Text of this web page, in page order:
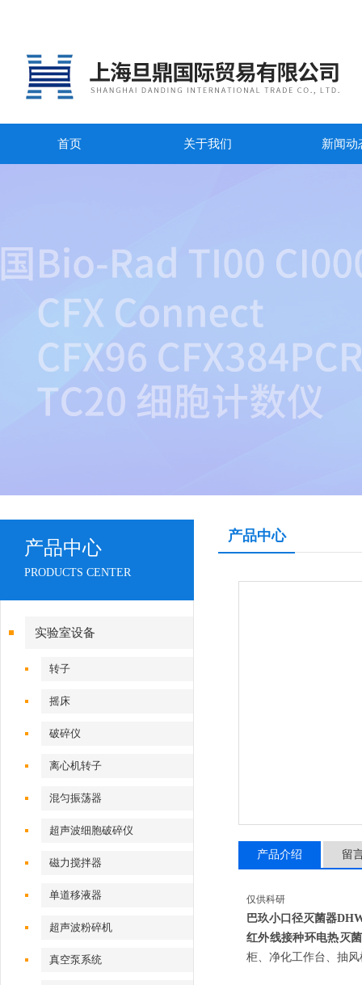
首页 关于我们 新闻动
产品中心
PRODUCTS CENTER
实验室设备
转子
摇床
破碎仪
离心机转子
混匀振荡器
超声波细胞破碎仪
磁力搅拌器
单道移液器
超声波粉碎机
真空泵系统
产品中心
产品介绍 留
仅供科研
巴玖小口径灭菌器
红外线接种环电热灭
柜、净化工作台、抽